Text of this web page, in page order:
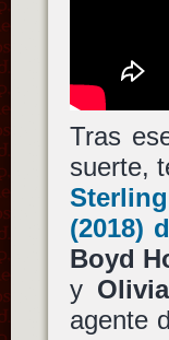
Tras
suerte,
(2018)
Boyd
y
agente